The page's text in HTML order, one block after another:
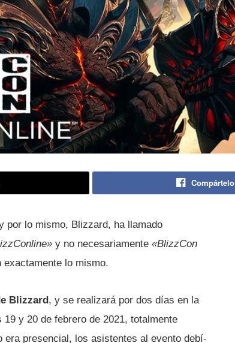
Compártelo
por lo mismo, Blizzard, ha llamado
y no necesariamente «BlizzCon
exactamente lo mismo.
Blizzard, y se realizará por dos dí­as en la
y 20 de febrero de 2021, totalmente
era presencial, los asistentes al evento debí­